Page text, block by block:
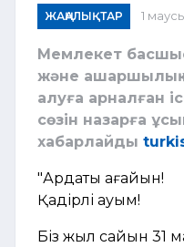
ЖАҢАЛЫҚТАР 1
Мемлекет
және ашаршылық
алуға арналған
сөзін назарға
хабарлайды
"Ардақты ағайын!
Қадірлі қауым!
Біз жыл сайын 31